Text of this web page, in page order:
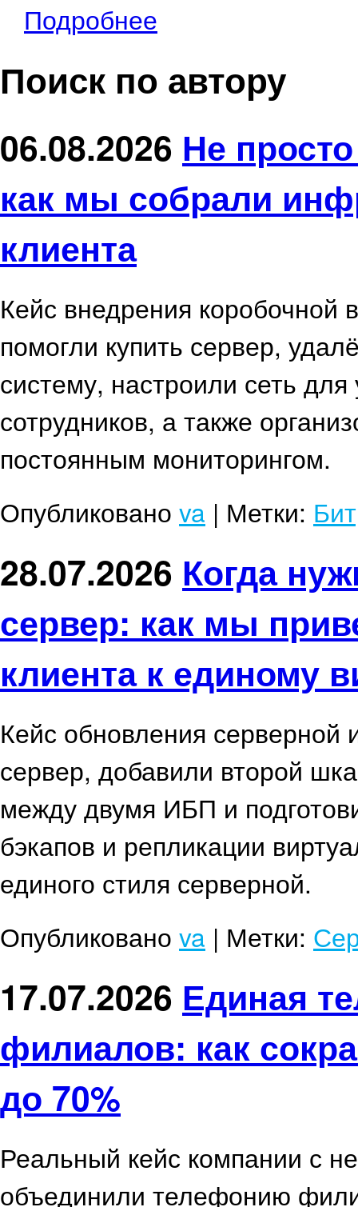
Подробнее
Поиск по автору
06.08.2026 Не
как мы собрали
клиента
Кейс внедрения коробочной
помогли купить сервер,
систему, настроили сеть
сотрудников, а также
постоянным мониторингом.
Опубликовано va | Метки:
28.07.2026 Когда
сервер: как мы
клиента к единому
Кейс обновления серверной
сервер, добавили второй
между двумя ИБП и
бэкапов и репликации
единого стиля серверной.
Опубликовано va | Метки:
17.07.2026 Единая
филиалов: как
до 70%
Реальный кейс компании с
объединили телефонию